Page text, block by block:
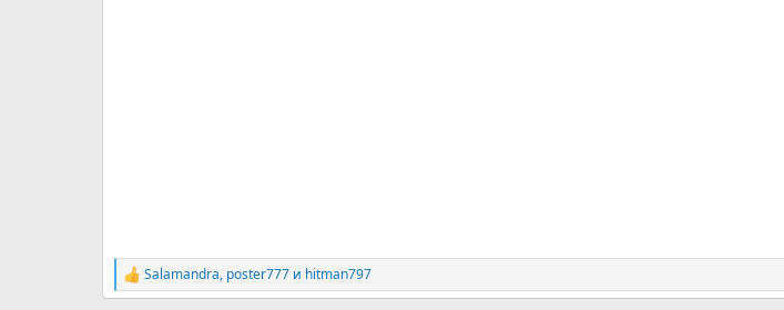
Р
е
Salamandra, poster777 и hitman797